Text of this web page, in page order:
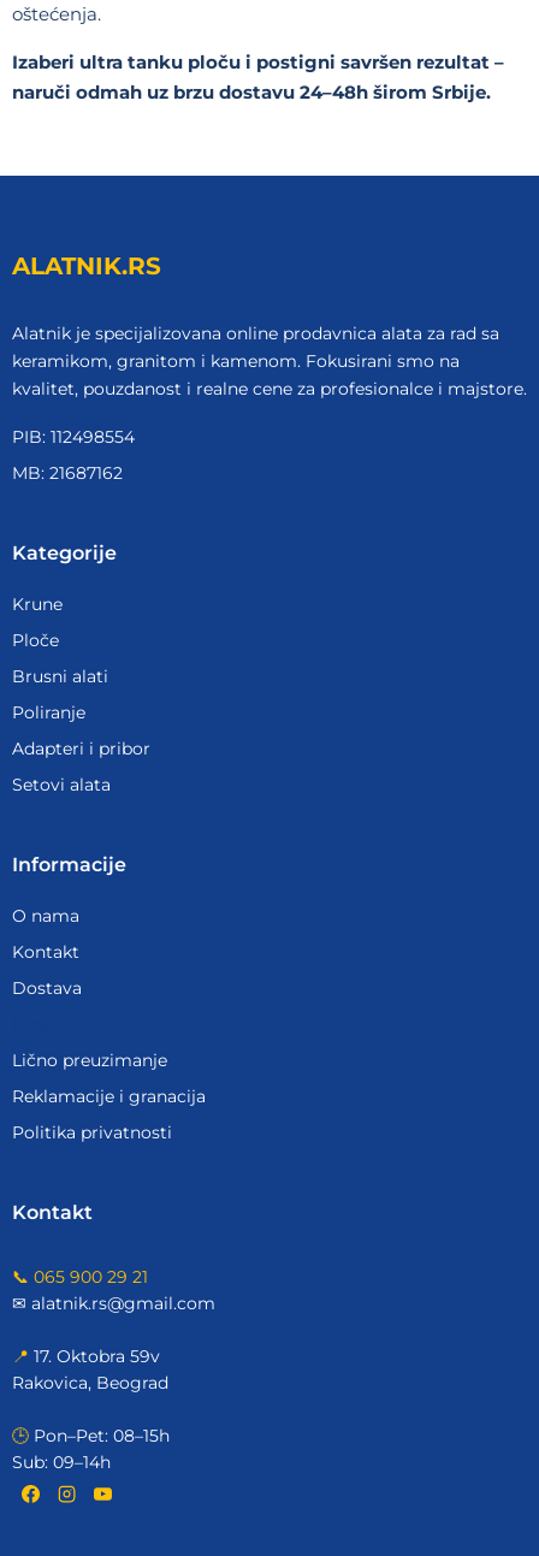
oštećenja.
Izaberi ultra tanku ploču i postigni savršen rezultat –
naruči odmah uz brzu dostavu 24–48h širom Srbije.
ALATNIK.RS
Alatnik je specijalizovana online prodavnica alata za rad sa
keramikom, granitom i kamenom. Fokusirani smo na
kvalitet, pouzdanost i realne cene za profesionalce i majstore.
PIB: 112498554
MB: 21687162
Kategorije
Krune
Ploče
Brusni alati
Poliranje
Adapteri i pribor
Setovi alata
Informacije
O nama
Kontakt
Dostava
Lično preuzimanje
Reklamacije i granacija
Politika privatnosti
Kontakt
📞 065 900 29 21
✉ alatnik.rs@gmail.com
📍 17. Oktobra 59v
Rakovica, Beograd
🕒 Pon–Pet: 08–15h
Sub: 09–14h